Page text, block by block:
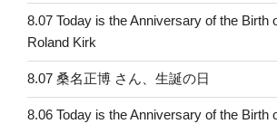
8.07 Today is the Anniversary of the Birth
Roland Kirk
8.07 桑名正博 さん、生誕の日
8.06 Today is the Anniversary of the Birth